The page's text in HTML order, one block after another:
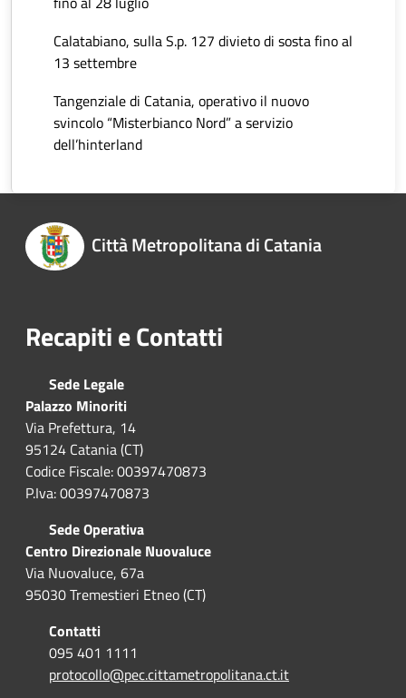
Calatabiano, sulla S.p. 127 divieto di sosta fino al
13 settembre
Tangenziale di Catania, operativo il nuovo
svincolo “Misterbianco Nord” a servizio
dell’hinterland
Città Metropolitana di Catania
Recapiti e Contatti
Sede Legale
Palazzo Minoriti
Via Prefettura, 14
95124 Catania (CT)
Codice Fiscale: 00397470873
P.Iva: 00397470873
Sede Operativa
Centro Direzionale Nuovaluce
Via Nuovaluce, 67a
95030 Tremestieri Etneo (CT)
Contatti
095 401 1111
protocollo@pec.cittametropolitana.ct.it